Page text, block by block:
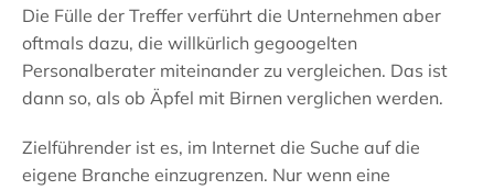
Die Fülle der Treffer verführt die Unternehmen aber
oftmals dazu, die willkürlich gegoogelten
Personalberater miteinander zu vergleichen. Das ist
dann so, als ob Äpfel mit Birnen verglichen werden.
Zielführender ist es, im Internet die Suche auf die
eigene Branche einzugrenzen. Nur wenn eine